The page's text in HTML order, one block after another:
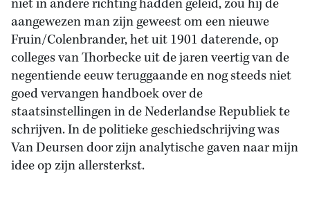
niet in andere richting hadden geleid, zou hij de
aangewezen man zijn geweest om een nieuwe
Fruin/Colenbrander, het uit 1901 daterende, op
colleges van Thorbecke uit de jaren veertig van de
negentiende eeuw teruggaande en nog steeds niet
goed vervangen handboek over de
staatsinstellingen in de Nederlandse Republiek te
schrijven. In de politieke geschiedschrijving was
Van Deursen door zijn analytische gaven naar mijn
idee op zijn allersterkst.